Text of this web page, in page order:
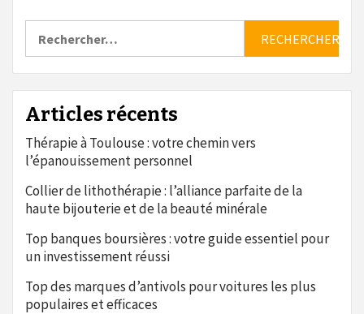
Articles récents
Thérapie à Toulouse : votre chemin vers
l’épanouissement personnel
Collier de lithothérapie : l’alliance parfaite de la
haute bijouterie et de la beauté minérale
Top banques boursières : votre guide essentiel pour
un investissement réussi
Top des marques d’antivols pour voitures les plus
populaires et efficaces